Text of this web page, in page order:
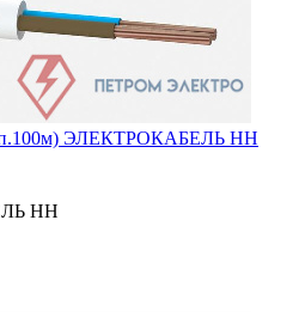
ЭЛЕКТРОКАБЕЛЬ НН
НН